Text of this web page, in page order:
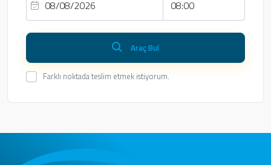
Araç Bul
Farklı noktada teslim etmek istiyorum.